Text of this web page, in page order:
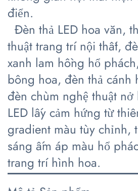
điển.
Đèn thả LED hoa văn,
thuật trang trí nội thất,
xanh lam hồng hổ
bông hoa, đèn thả cánh
đèn chùm nghệ thuật
LED lấy cảm hứng từ
gradient màu tùy chỉnh,
sáng ấm áp màu hổ
trang trí hình hoa.